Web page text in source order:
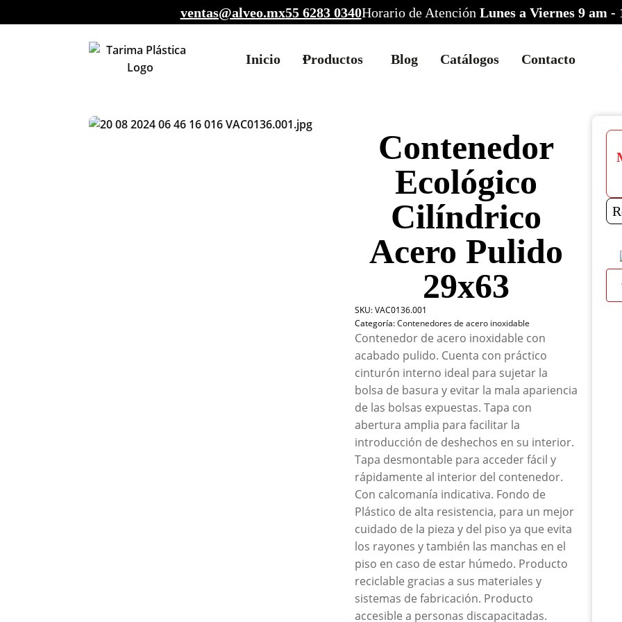
ventas@alveo.mx55 6283 0340Horario de Atención Lunes a Viernes 9 am
Inicio Productos Blog Catálogos Contacto
Contenedor
Ecológico
Cilíndrico
Acero Pulido
29x63
SKU:VAC0136.001
Categoría:Contenedores de acero inoxidable
Contenedor de acero inoxidable con
acabado pulido. Cuenta con práctico
cinturón interno ideal para sujetar la
bolsa de basura y evitar la mala apariencia
de las bolsas expuestas. Tapa con
abertura amplia para facilitar la
introducción de deshechos en su interior.
Tapa desmontable para acceder fácil y
rápidamente al interior del contenedor.
Con calcomanía indicativa. Fondo de
Plástico de alta resistencia, para un mejor
cuidado de la pieza y del piso ya que evita
los rayones y también las manchas en el
piso en caso de estar húmedo. Producto
reciclable gracias a sus materiales y
sistemas de fabricación. Producto
accesible a personas discapacitadas.